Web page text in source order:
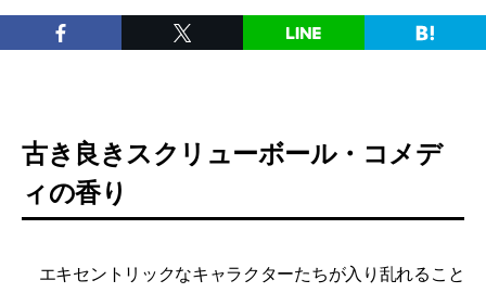
古き良きスクリューボール・コメデ
ィの香り
エキセントリックなキャラクターたちが入り乱れること